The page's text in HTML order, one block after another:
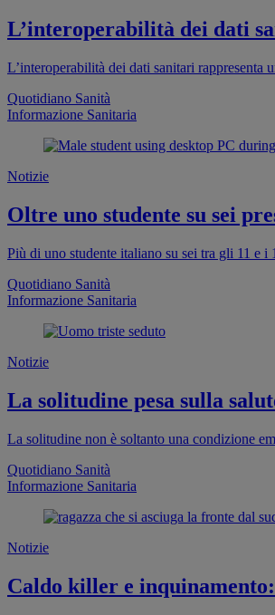
L’interoperabilità dei dati
L’interoperabilità dei dati sanitari
Quotidiano Sanità
Informazione Sanitaria
Notizie
Oltre uno studente su sei
Più di uno studente italiano su sei tra gli 11 e
Quotidiano Sanità
Informazione Sanitaria
Notizie
La solitudine pesa sulla
La solitudine non è soltanto una condizione
Quotidiano Sanità
Informazione Sanitaria
Notizie
Caldo killer e